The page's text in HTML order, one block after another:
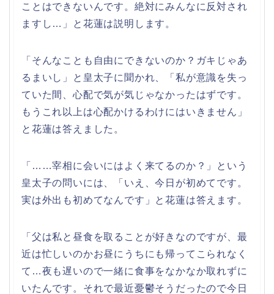
ことはできないんです。絶対にみんなに反対され
ますし…」と花蓮は説明します。
「そんなことも自由にできないのか？ガキじゃあ
るまいし」と皇太子に聞かれ、「私が意識を失っ
ていた間、心配で気が気じゃなかったはずです。
もうこれ以上は心配かけるわけにはいきません」
と花蓮は答えました。
「……宰相に会いにはよく来てるのか？」という
皇太子の問いには、「いえ、今日が初めてです。
実は外出も初めてなんです」と花蓮は答えます。
「父は私と昼食を取ることが好きなのですが、最
近は忙しいのかお昼にうちにも帰ってこられなく
て…夜も遅いので一緒に食事をなかなか取れずに
いたんです。それで最近憂鬱そうだったので今日